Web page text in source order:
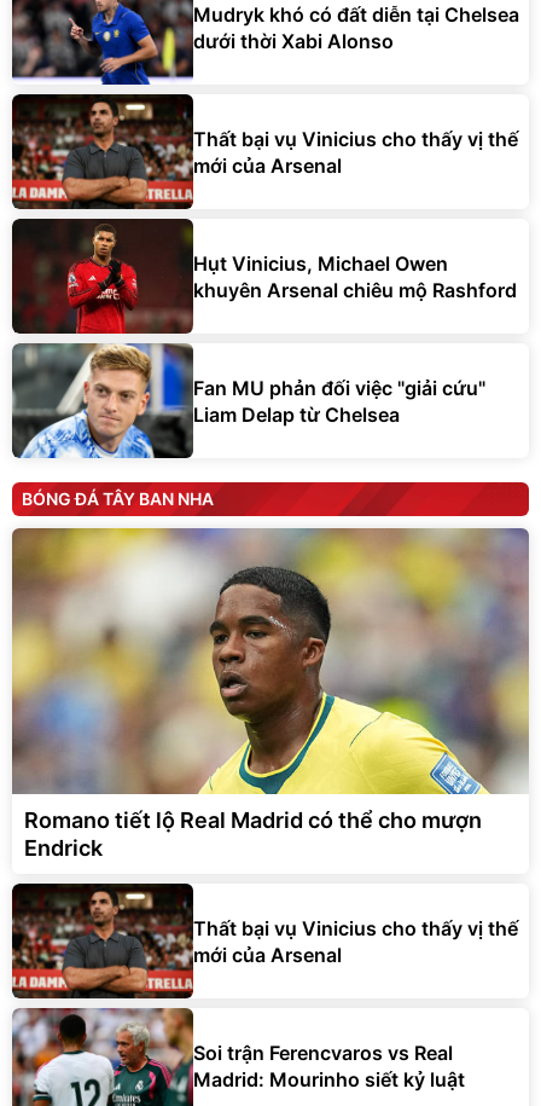
Mudryk khó có đất diễn tại Chelsea
dưới thời Xabi Alonso
Thất bại vụ Vinicius cho thấy vị thế
mới của Arsenal
Hụt Vinicius, Michael Owen
khuyên Arsenal chiêu mộ Rashford
Fan MU phản đối việc "giải cứu"
Liam Delap từ Chelsea
BÓNG ĐÁ TÂY BAN NHA
Romano tiết lộ Real Madrid có thể cho mượn
Endrick
Thất bại vụ Vinicius cho thấy vị thế
mới của Arsenal
Soi trận Ferencvaros vs Real
Madrid: Mourinho siết kỷ luật